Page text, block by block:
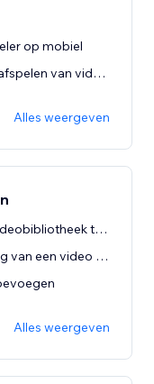
op mobiel
Wix Video: Problemen met het afspelen van video's oplossen
Alles weergeven
Wix Video: Video's aan je Wix Videobibliotheek toevoegen
Wix Video: De omslagafbeelding van een video wijzigen
Alles weergeven